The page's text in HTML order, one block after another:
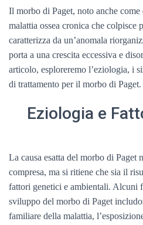
Il morbo di Paget, noto anche come
malattia ossea cronica che colpisce
caratterizza da un’anomala
porta a una crescita eccessiva e
articolo, esploreremo l’eziologia, i
di trattamento per il morbo di Paget.
Eziologia e
La causa esatta del morbo di Paget
compresa, ma si ritiene che sia il
fattori genetici e ambientali. Alcuni
sviluppo del morbo di Paget
familiare della malattia,